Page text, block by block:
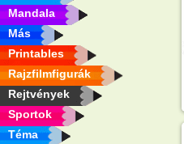
Mandala
Más
Printables
Rajzfilmfigurák
Rejtvények
Sportok
Téma